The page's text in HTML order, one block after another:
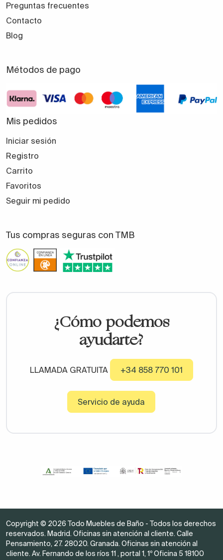
Preguntas frecuentes
Contacto
Blog
Métodos de pago
Mis pedidos
Iniciar sesión
Registro
Carrito
Favoritos
Seguir mi pedido
Tus compras seguras con TMB
¿Cómo podemos
ayudarte?
LLAMADA GRATUITA +34 858 770 101
Servicio de ayuda
Copyright © 2026 Todo Muebles de Baño - Todos los derechos
reservados. Madrid. Oficinas sin atención al cliente. Calle
Pensamiento, 27. 28020. Granada. Oficinas sin atención al
cliente. Av. Fernando de los ríos 11 , portal 1, 1º Oficina 5 18100